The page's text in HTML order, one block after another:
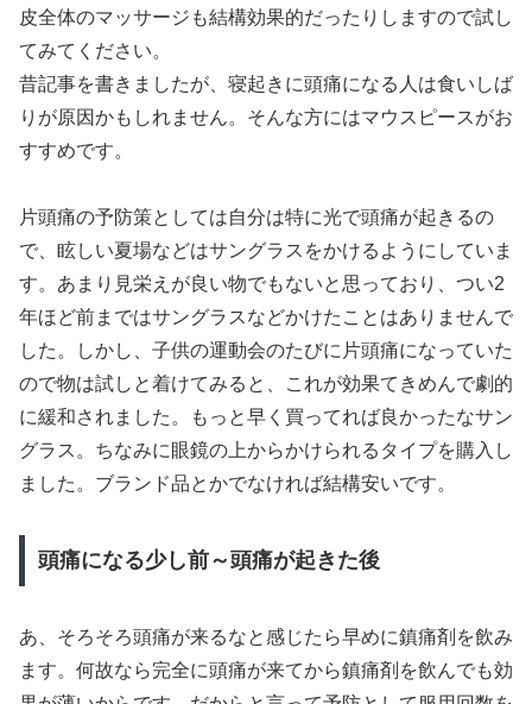
皮全体のマッサージも結構効果的だったりしますので試し
てみてください。
昔記事を書きましたが、寝起きに頭痛になる人は食いしば
りが原因かもしれません。そんな方にはマウスピースがお
すすめです。
片頭痛の予防策としては自分は特に光で頭痛が起きるの
で、眩しい夏場などはサングラスをかけるようにしていま
す。あまり見栄えが良い物でもないと思っており、つい2
年ほど前まではサングラスなどかけたことはありませんで
した。しかし、子供の運動会のたびに片頭痛になっていた
ので物は試しと着けてみると、これが効果てきめんで劇的
に緩和されました。もっと早く買ってれば良かったなサン
グラス。ちなみに眼鏡の上からかけられるタイプを購入し
ました。ブランド品とかでなければ結構安いです。
頭痛になる少し前～頭痛が起きた後
あ、そろそろ頭痛が来るなと感じたら早めに鎮痛剤を飲み
ます。何故なら完全に頭痛が来てから鎮痛剤を飲んでも効